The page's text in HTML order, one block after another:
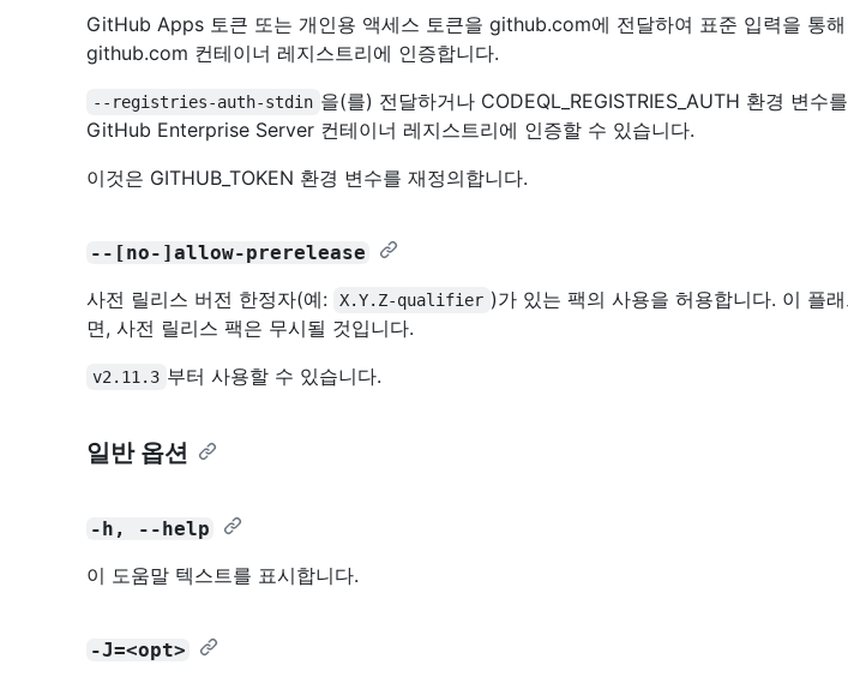
GitHub Apps 토큰 또는 개인용 액세스 토큰을 github.com에 전달하여 표준 입력을 통해
github.com 컨테이너 레지스트리에 인증합니다.
--registries-auth-stdin 을(를) 전달하거나 CODEQL_REGISTRIES_AUTH 환경 변수
GitHub Enterprise Server 컨테이너 레지스트리에 인증할 수 있습니다.
이것은 GITHUB_TOKEN 환경 변수를 재정의합니다.
--[no-]allow-prerelease
사전 릴리스 버전 한정자(예: X.Y.Z-qualifier )가 있는 팩의 사용을 허용합니다. 이 플
면, 사전 릴리스 팩은 무시될 것입니다.
v2.11.3 부터 사용할 수 있습니다.
일반 옵션
-h, --help
이 도움말 텍스트를 표시합니다.
-J=<opt>